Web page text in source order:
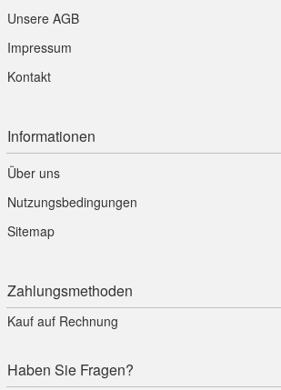
Unsere AGB
Impressum
Kontakt
Informationen
Über uns
Nutzungsbedingungen
Sitemap
Zahlungsmethoden
Kauf auf Rechnung
Haben Sie Fragen?